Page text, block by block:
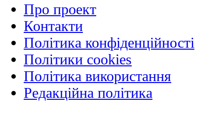
Про проект
Контакти
Політика конфіденційності
Політики cookies
Політика використання
Редакційна політика